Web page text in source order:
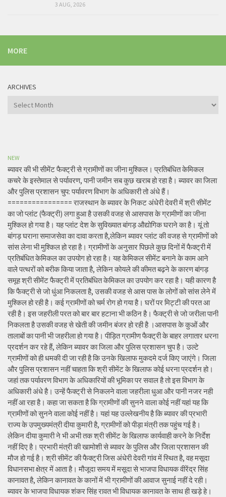
3 AUG, 2026
MORE
ARCHIVES
Archives
NEW
ब्यावर की भी सीमेंट फैक्ट्री से ग्रामीणों का जीना मुश्किल। प्रतिबंधित केमिकल
कचरे के इस्तेमाल से पर्यावरण, पानी जमीन सब कुछ खराब हो रहा है। ब्यावर का जिला
और पुलिस प्रशासन चुप: पर्यावरण विभाग के अधिकारी तो अंधे हैं।
================ राजस्थान के ब्यावर के निकट अंधेरी देवरी में श्री सीमेंट
का जो प्लांट (फैक्ट्री) लगा हुआ है उसकी वजह से आसपास के ग्रामीणों का जीना
मुश्किल हो गया है। यह प्लांट देश के सुविख्यात बांगड़ औद्योगिक घराने का है। यूं तो
बांगड़ घराना समाजसेवा का दावा करता है,लेकिन ब्यावर प्लांट की वजह से ग्रामीणों को
सांस लेना भी मुश्किल हो रहा है। ग्रामीणों के अनुसार पिछले कुछ दिनों में फैक्ट्री में
प्रतिबंधित केमिकल का उपयोग हो रहा है। यह केमिकल सीमेंट बनाने के काम आने
वाले पत्थरों को बरीक किया जाता है, लेकिन कोयले की कीमत बढ़ने के कारण बांगड़
समूह श्री सीमेंट फैक्ट्री में प्रतिबंधित केमिकल का उपयोग कर रहा है। यही कारण है
कि फैक्ट्री से जो धुंआ निकलता है, उसकी वजह से आस पास के लोगों को सांस लेने में
मुश्किल हो रही है। कई ग्रामीणों को चर्म रोग हो गया है। घरों पर मिट्टी की परत आ
रही है। इस जहरीली परत को बार बार हटाना भी कठिन है। फैक्ट्री से जो जरीला पानी
निकलता है उसकी वजह से खेती की जमीन बंजर हो रही है ।आसपास के कुओं और
तालाबों का पानी भी जहरीला हो गया है। पीड़ित ग्रामीण फैक्ट्री के बाहर लगातार धरना
प्रदर्शन कर रहे हैं, लेकिन ब्यावर का जिला और पुलिस प्रशासन चुप है। उल्टे
ग्रामीणों को ही धमकी दी जा रही है कि उनके खिलाफ मुकदमे दर्ज किए जाएंगे। जिला
और पुलिस प्रशासन नहीं चाहता कि श्री सीमेंट के खिलाफ कोई धरना प्रदर्शन हो।
जहां तक पर्यावरण विभाग के अधिकारियों की भूमिका पर सवाल है तो इस विभाग के
अधिकारी अंधे है। उन्हें फैक्ट्री से निकलने वाला जहरीला धुआ और पानी नजर नही
नहीं आ रहा है। कहा जा सकता है कि ग्रामीणों की सुनने वाला कोई नहीं यहां यह कि
ग्रामीणों को सुनने वाला कोई नहीं है। यहां यह उल्लेखनीय है कि ब्यावर की प्रभारी
राज्य के उपमुख्यमंत्री दीया कुमारी है, ग्रामीणों को पीड़ा मंत्री तक पहुंच गई है।
लेकिन दीया कुमारी ने भी अभी तक श्री सीमेंट के खिलाफ कार्यवाही करने के निर्देश
नहीं दिए है। प्रभारी मंत्री की खामोशी से ब्यावर के पुलिस और जिला प्रशासन की
मौज हो गई है। श्री सीमेंट की फैक्ट्री जिस अंधेरी देवरी गांव में स्थित है, वह मसूदा
विधानसभा क्षेत्र में आता है। मौजूदा समय में मसूदा से भाजपा विधायक वीरेंद्र सिंह
कानावत है, लेकिन कानावत के कानों में भी ग्रामीणों की आवाज सुनाई नहीं दे रही।
ब्यावर के भाजपा विधायक शंकर सिंह रावत भी विधायक कानावत के साथ ही खड़े हे।